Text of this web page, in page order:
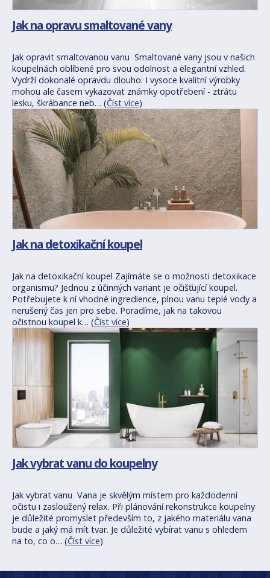
Jak na opravu smaltované vany
Jak opravit smaltovanou vanu Smaltované vany jsou v našich
koupelnách oblíbené pro svou odolnost a elegantní vzhled.
Vydrží dokonalé opravdu dlouho. I vysoce kvalitní výrobky
mohou ale časem vykazovat známky opotřebení - ztrátu
lesku, škrábance neb… (Číst více)
Jak na detoxikační koupel
Jak na detoxikační koupel Zajímáte se o možnosti detoxikace
organismu? Jednou z účinných variant je očišťující koupel.
Potřebujete k ní vhodné ingredience, plnou vanu teplé vody a
nerušený čas jen pro sebe. Poradíme, jak na takovou
očistnou koupel k… (Číst více)
Jak vybrat vanu do koupelny
Jak vybrat vanu Vana je skvělým místem pro každodenní
očistu i zasloužený relax. Při plánování rekonstrukce koupelny
je důležité promyslet především to, z jakého materiálu vana
bude a jaký má mít tvar. Je důležité vybírat vanu s ohledem
na to, co o… (Číst více)